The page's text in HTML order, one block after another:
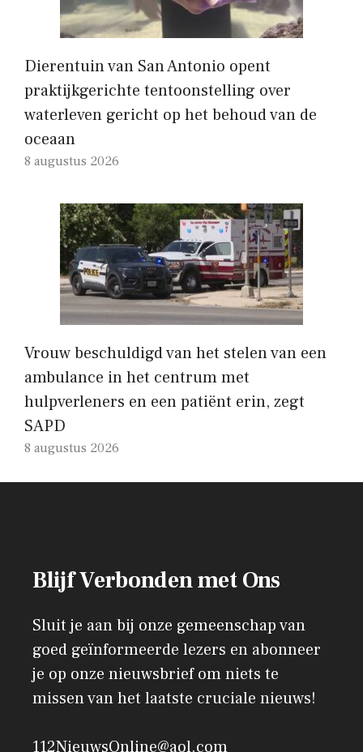
Dierentuin van San Antonio opent
praktijkgerichte tentoonstelling over
waterleven gericht op het behoud van de
oceaan
8 augustus 2026
Vrouw beschuldigd van het stelen van een
ambulance in het centrum met
hulpverleners en een patiënt erin, zegt
SAPD
8 augustus 2026
Blijf Verbonden met Ons
Sluit je aan bij onze gemeenschap van
goed geïnformeerde lezers en abonneer
je op onze nieuwsbrief om niets te
missen van het laatste cruciale nieuws!
112NieuwsOnline@aol.com